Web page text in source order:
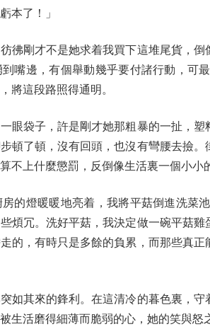
本了！」
剛才不是她求着我買下這堆尾貨，倒
嘴邊，有個舉動幾乎要付諸行動，可
將這段路照得通明。
袋子，許是剛才她那粗暴的一扯，塑
頓了頓，沒有回頭，也沒有彎腰去撿
不上什麼懲罰，反倒像生活裏一個小
燈暖暖地亮着，我將平菇倒進洗菜
煩冗。洗好平菇，我決定做一碗平菇
的，有時只是多餘的負累，而那些真
其來的鋒利。在這清冷的暮色裏，守
生活磨得細薄而脆弱的心，她的笑與怒